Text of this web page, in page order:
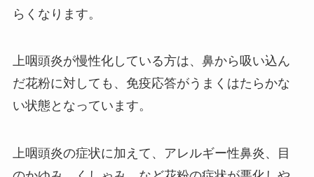
らくなります。
上咽頭炎が慢性化している方は、鼻から吸い込ん
だ花粉に対しても、免疫応答がうまくはたらかな
い状態となっています。
上咽頭炎の症状に加えて、アレルギー性鼻炎、目